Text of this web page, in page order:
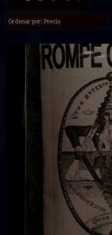
Ordenar por:Precio